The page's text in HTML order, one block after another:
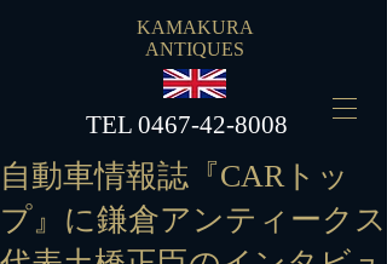
KAMAKURA
ANTIQUES
​TEL 0467-42-8008
自動車情報誌『CARトッ
プ』に鎌倉アンティークス